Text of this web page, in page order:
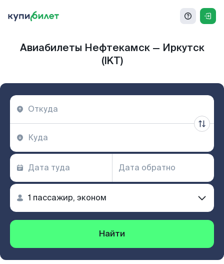
Авиабилеты Нефтекамск — Иркутск
(IKT)
Найти